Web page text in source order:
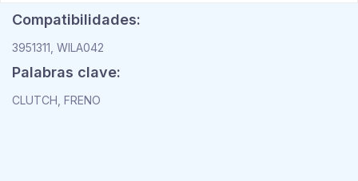
Compatibilidades:
3951311, WILA042
Palabras clave:
CLUTCH, FRENO